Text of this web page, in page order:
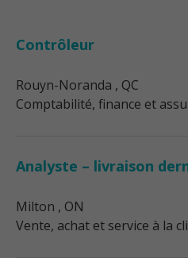
Contrôleur
Rouyn-Noranda , QC
Comptabilité, finance et
Analyste – livraison
Milton , ON
Vente, achat et service à la